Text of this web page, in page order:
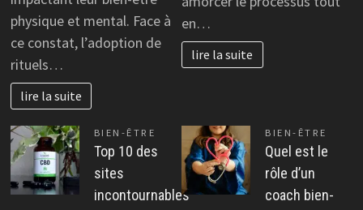
physique et mental. Face à
ce constat, l’adoption de
rituels…
lire la suite
en…
lire la suite
BIEN-ÊTRE
Top 10 des
sites
incontournables
BIEN-ÊTRE
Quel est le
rôle d’un
coach bien-